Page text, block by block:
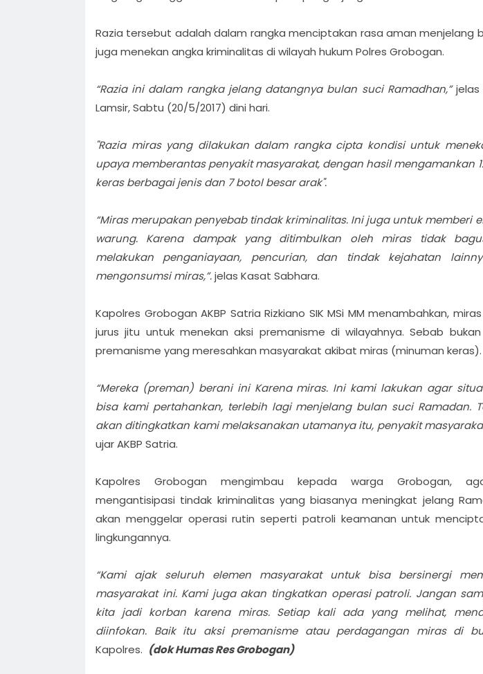
Razia tersebut adalah dalam rangka menciptakan rasa aman menjelang
juga menekan angka kriminalitas di wilayah hukum Polres Grobogan.
“Razia ini dalam rangka jelang datangnya bulan suci Ramadhan,”jelas
Lamsir, Sabtu (20/5/2017) dini hari.
"Razia miras yang dilakukan dalam rangka cipta kondisi untuk
upaya memberantas penyakit masyarakat, dengan hasil mengamankan
keras berbagai jenis dan 7 botol besar arak".
“Miras merupakan penyebab tindak kriminalitas. Ini juga untuk memberi
warung. Karena dampak yang ditimbulkan oleh miras tidak
melakukan penganiayaan, pencurian, dan tindak kejahatan
mengonsumsi miras,”.jelas Kasat Sabhara.
Kapolres Grobogan AKBP Satria Rizkiano SIK MSi MM menambahkan,
jurus jitu untuk menekan aksi premanisme di wilayahnya. Sebab
premanisme yang meresahkan masyarakat akibat miras (minuman keras).
“Mereka (preman) berani ini Karena miras. Ini kami lakukan agar
bisa kami pertahankan, terlebih lagi menjelang bulan suci Ramadan.
akan ditingkatkan kami melaksanakan utamanya itu, penyakit
ujar AKBP Satria.
Kapolres Grobogan mengimbau kepada warga Grobogan,
mengantisipasi tindak kriminalitas yang biasanya meningkat jelang
akan menggelar operasi rutin seperti patroli keamanan untuk
lingkungannya.
“Kami ajak seluruh elemen masyarakat untuk bisa bersinergi
masyarakat ini. Kami juga akan tingkatkan operasi patroli. Jangan
kita jadi korban karena miras. Setiap kali ada yang melihat,
diinfokan. Baik itu aksi premanisme atau perdagangan miras di
Kapolres. (dok Humas Res Grobogan)